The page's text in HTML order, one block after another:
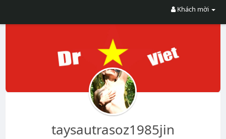
Khách mời
taysautrasoz1985jin